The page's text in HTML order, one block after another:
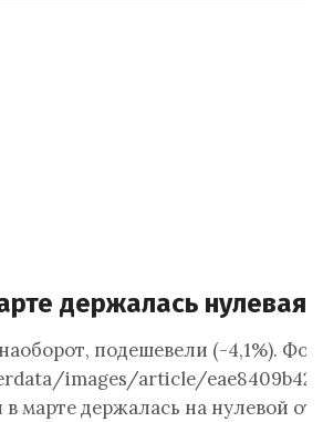
держалась нулевая
подешевели (-4,1%).
images/article/
марте держалась на нулевой